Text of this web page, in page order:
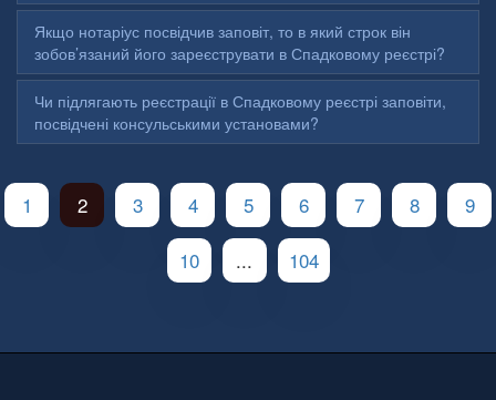
Якщо нотаріус посвідчив заповіт, то в який строк він
зобов’язаний його зареєструвати в Спадковому реєстрі?
Чи підлягають реєстрації в Спадковому реєстрі заповіти,
посвідчені консульськими установами?
1 2 3 4 5 6 7 8
9
10
... 104